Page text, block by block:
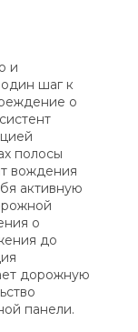
и
шаг к
о
полосы
вождения
активную
о
до
дорожную
панели.